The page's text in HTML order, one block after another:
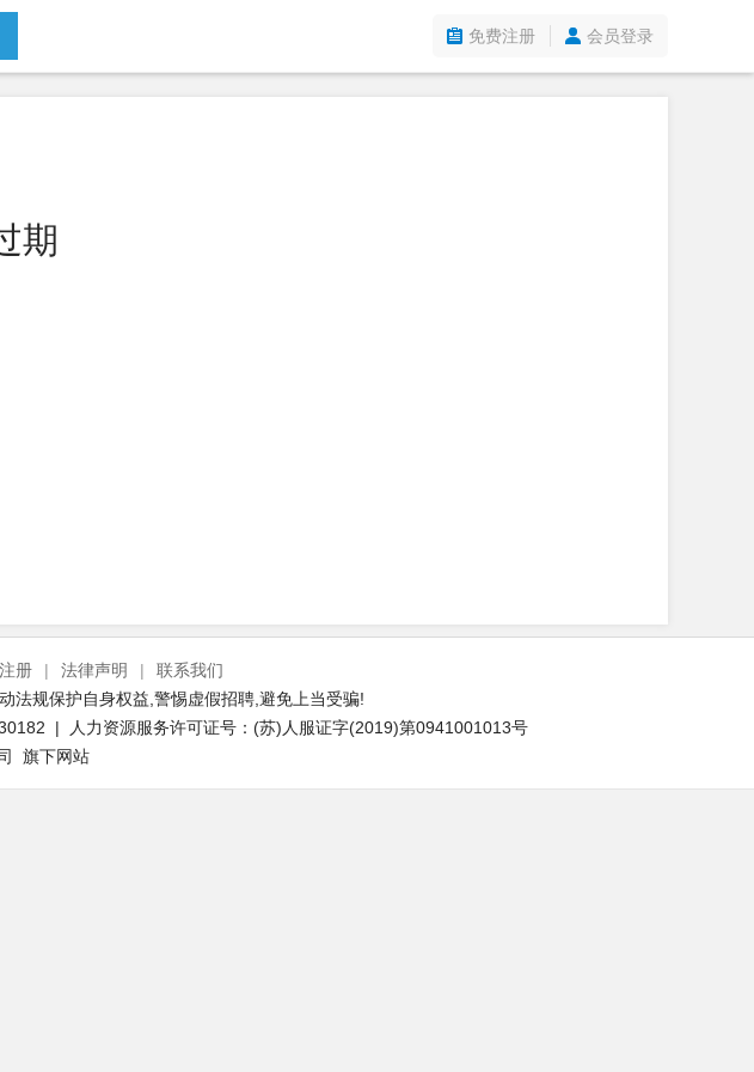
免费注册 会员登录
期
册 | 法律声明 |
联系我们
法规保护自身权益,警惕虚假招聘,避免上当受骗!
| 人力资源服务许可证号：(苏)人服证字(2019)第0941001013号
旗下网站